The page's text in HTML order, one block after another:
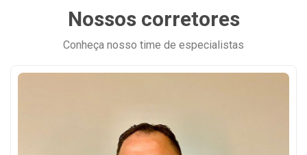
Nossos corretores
Conheça nosso time de especialistas